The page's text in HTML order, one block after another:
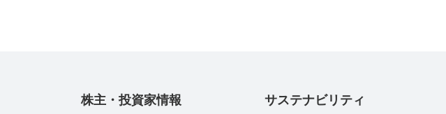
株主・投資家情報 サステナビリティ